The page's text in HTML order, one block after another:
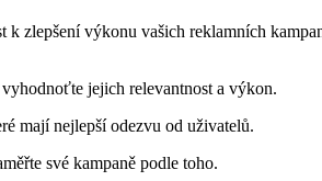
zlepšení výkonu vašich reklamních
jejich relevantnost a výkon.
mají nejlepší odezvu od uživatelů.
své kampaně podle toho.